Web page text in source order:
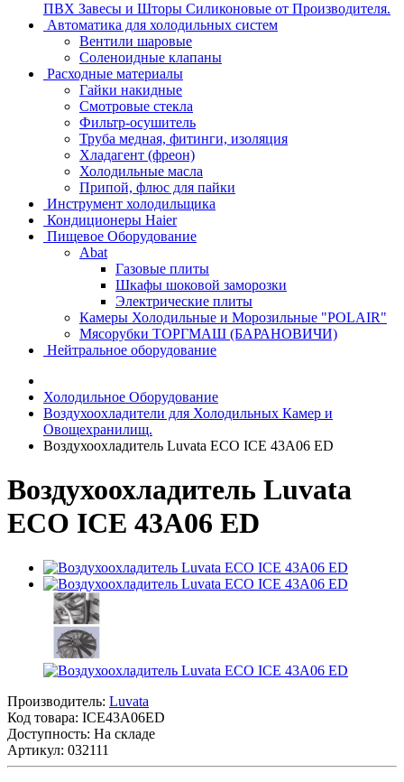
ПВХ Завесы и Шторы Силиконовые от Производителя.
Автоматика для холодильных систем
Вентили шаровые
Соленоидные клапаны
Расходные материалы
Гайки накидные
Смотровые стекла
Фильтр-осушитель
Труба медная, фитинги, изоляция
Хладагент (фреон)
Холодильные масла
Припой, флюс для пайки
Инструмент холодильщика
Кондиционеры Haier
Пищевое Оборудование
Abat
Газовые плиты
Шкафы шоковой заморозки
Электрические плиты
Камеры Холодильные и Морозильные "POLAIR"
Мясорубки ТОРГМАШ (БАРАНОВИЧИ)
Нейтральное оборудование
Холодильное Оборудование
Воздухоохладители для Холодильных Камер и
Овощехранилищ.
Воздухоохладитель Luvata ECO ICE 43A06 ED
Воздухоохладитель Luvata
ECO ICE 43A06 ED
Производитель: Luvata
Код товара: ICE43A06ED
Доступность: На складе
Артикул: 032111